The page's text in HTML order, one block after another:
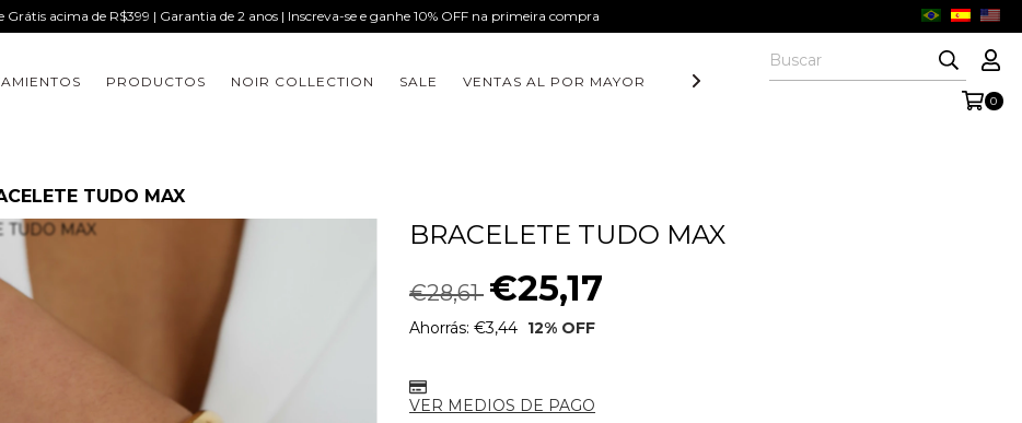
Grátis acima de R$399 | Garantia de 2 anos | Inscreva-se e ganhe 10% OFF na primeira compra
PRODUCTOS NOIR COLLECTION SALE VENTAS AL POR MAYOR DIA DOS PAIS COLEÇÃO AURORA
0
TUDO MAX
BRACELETE TUDO MAX
€28,61 €25,17
Ahorrás: €3,44 12% OFF
VER MEDIOS DE PAGO